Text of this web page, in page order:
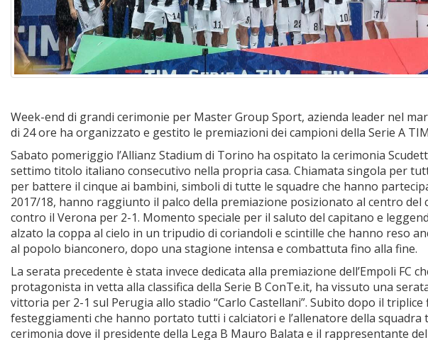
Week-end di grandi cerimonie per Master Group Sport, azienda leader nel
di 24 ore ha organizzato e gestito le premiazioni dei campioni della Serie A
Sabato pomeriggio l’Allianz Stadium di Torino ha ospitato la cerimonia
settimo titolo italiano consecutivo nella propria casa. Chiamata singola per
per battere il cinque ai bambini, simboli di tutte le squadre che hanno
2017/18, hanno raggiunto il palco della premiazione posizionato al centro
contro il Verona per 2-1. Momento speciale per il saluto del capitano e
alzato la coppa al cielo in un tripudio di coriandoli e scintille che hanno reso
al popolo bianconero, dopo una stagione intensa e combattuta fino alla fine.
La serata precedente è stata invece dedicata alla premiazione dell’Empoli FC
protagonista in vetta alla classifica della Serie B ConTe.it, ha vissuto una
vittoria per 2-1 sul Perugia allo stadio “Carlo Castellani”. Subito dopo il
festeggiamenti che hanno portato tutti i calciatori e l’allenatore della squadra
cerimonia dove il presidente della Lega B Mauro Balata e il rappresentante